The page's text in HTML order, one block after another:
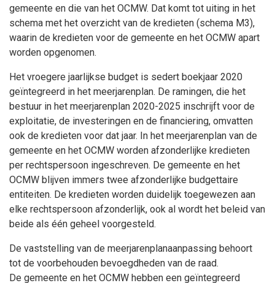
gemeente en die van het OCMW. Dat komt tot uiting in het
schema met het overzicht van de kredieten (schema M3),
waarin de kredieten voor de gemeente en het OCMW apart
worden opgenomen.
Het vroegere jaarlijkse budget is sedert boekjaar 2020
geïntegreerd in het meerjarenplan. De ramingen, die het
bestuur in het meerjarenplan 2020-2025 inschrijft voor de
exploitatie, de investeringen en de financiering, omvatten
ook de kredieten voor dat jaar. In het meerjarenplan van de
gemeente en het OCMW worden afzonderlijke kredieten
per rechtspersoon ingeschreven. De gemeente en het
OCMW blijven immers twee afzonderlijke budgettaire
entiteiten. De kredieten worden duidelijk toegewezen aan
elke rechtspersoon afzonderlijk, ook al wordt het beleid van
beide als één geheel voorgesteld.
De vaststelling van de meerjarenplanaanpassing behoort
tot de voorbehouden bevoegdheden van de raad.
De gemeente en het OCMW hebben een geïntegreerd